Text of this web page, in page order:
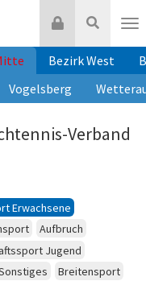
Suche
Login
Bezirk West
Vogelsberg
Verband
Erwachsene
Aufbruch
Jugend
Breitensport